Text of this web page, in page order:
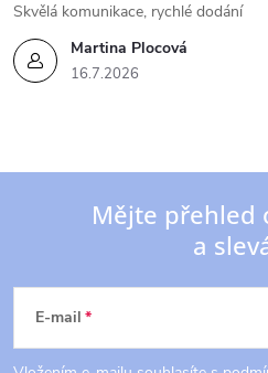
Martina Plocová
16.7.2026
Skvělá komunikace, rychlé dodání
Mějte přehled
a
E-mail